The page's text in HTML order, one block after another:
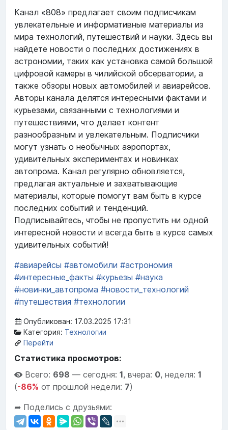
Канал «808» предлагает своим подписчикам
увлекательные и информативные материалы из
мира технологий, путешествий и науки. Здесь вы
найдете новости о последних достижениях в
астрономии, таких как установка самой большой
цифровой камеры в чилийской обсерватории, а
также обзоры новых автомобилей и авиарейсов.
Авторы канала делятся интересными фактами и
курьезами, связанными с технологиями и
путешествиями, что делает контент
разнообразным и увлекательным. Подписчики
могут узнать о необычных аэропортах,
удивительных экспериментах и новинках
автопрома. Канал регулярно обновляется,
предлагая актуальные и захватывающие
материалы, которые помогут вам быть в курсе
последних событий и тенденций.
Подписывайтесь, чтобы не пропустить ни одной
интересной новости и всегда быть в курсе самых
удивительных событий!
#авиарейсы #автомобили #астрономия
#интересные_факты #курьезы #наука
#новинки_автопрома #новости_технологий
#путешествия #технологии
Опубликован: 17.03.2025 17:31
Категория: Технологии
Перейти
Статистика просмотров:
Всего: 698 — сегодня: 1, вчера: 0, неделя: 1
(-86% от прошлой недели: 7)
➦ Поделись с друзьями: